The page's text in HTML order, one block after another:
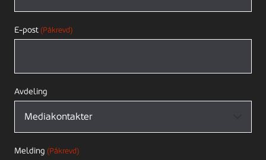
E-post (Påkrevd)
Avdeling
Melding (Påkrevd)